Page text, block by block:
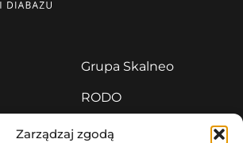
Zarządzaj zgodą
Grupa Skalneo
RODO
Polityka prywatności